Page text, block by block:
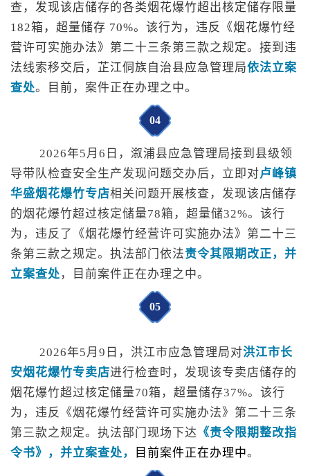
查， 发现该店储存的各类烟花爆竹超出核定储存限量
182箱，超量储存 70%。该行为，违反《烟花爆竹经
营许可实施办法》第二十三条第三款之规定。接到违
法线索移交后，芷江侗族自治县应急管理局依法立案
查处。目前，案件正在办理之中。
04
2026年5月6日，溆浦县应急管理局接到县级领
导带队检查安全生产发现问题交办后， 立即对卢峰镇
华盛烟花爆竹专店相关问题开展核查 ，发现该店储存
的烟花爆竹超过核定储量78箱， 超量储32%。该行
为 ， 违反了《烟花爆竹经营许可实施办法》第二十三
条第三款之规定。执法部门依法责令其限期改正，并
立案查处，目前案件正在办理之中。
05
2026年5月9日，洪江市应急管理局对洪江市长
安烟花爆竹专卖店进行检查时，发现该专卖店储存的
烟花爆竹超过核定储量70箱，超量储存37%。 该行
为，违反
《烟花爆竹经营许可实施办法》第二十三条
第三款之规定。 执法部门 现场下达 《责令限期整改指
令书》，并立案查处，
目前案件正在办理中。